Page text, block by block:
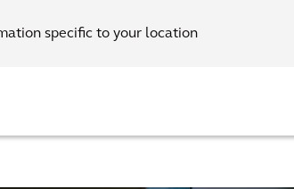
specific to your location